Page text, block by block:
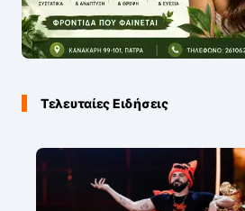
Τελευταίες Ειδήσεις